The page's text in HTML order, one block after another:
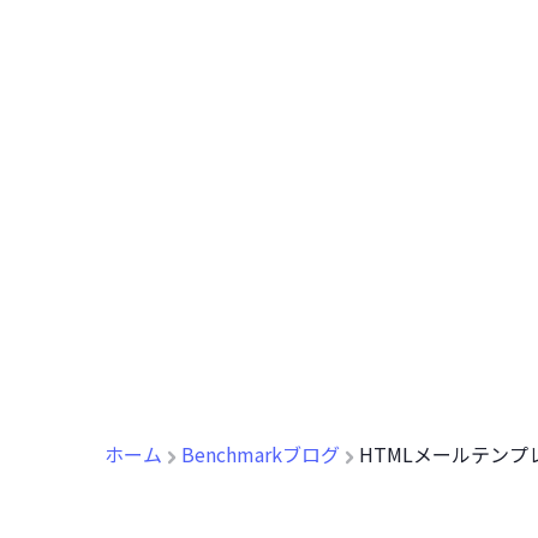
ホーム Benchmarkブログ HTMLメールテンプ